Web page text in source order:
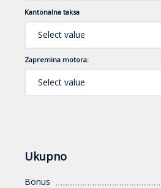
Kantonalna taksa
Select value
Zapremina motora:
Select value
Ukupno
Bonus